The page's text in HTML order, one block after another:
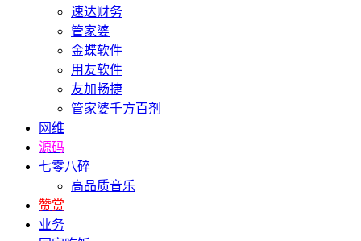
速达财务
管家婆
金蝶软件
用友软件
友加畅捷
管家婆千方百剂
网维
源码
七零八碎
高品质音乐
赞赏
业务